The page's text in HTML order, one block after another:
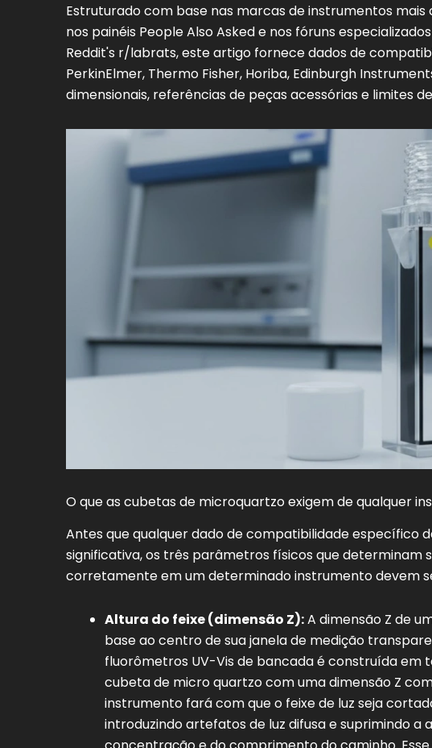
Estruturado com base nas marcas de instrumentos mais
nos painéis People Also Asked e nos fóruns
Reddit's r/labrats, este artigo fornece dados de
PerkinElmer, Thermo Fisher, Horiba, Edinburgh
dimensionais, referências de peças acessórias e limites
O que as cubetas de microquartzo exigem de qualquer
Antes que qualquer dado de compatibilidade específico
significativa, os três parâmetros físicos que determinam
corretamente em um determinado instrumento devem
Altura do feixe (dimensão Z):A dimensão Z de
base ao centro de sua janela de medição
fluorômetros UV-Vis de bancada é construída em
cubeta de micro quartzo com uma dimensão Z
instrumento fará com que o feixe de luz seja
introduzindo artefatos de luz difusa e suprimindo a